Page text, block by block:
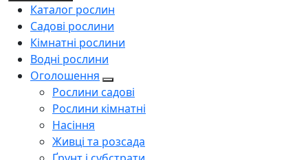
Каталог рослин
Садові рослини
Кімнатні рослини
Водні рослини
Оголошення
Рослини садові
Рослини кімнатні
Насіння
Живці та розсада